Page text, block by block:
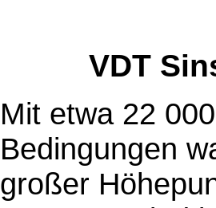
VDT
Mit etwa 22
Bedingungen
großer